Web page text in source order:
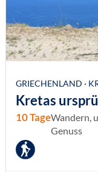
GRIECHENLAND ·
Kretas
10 TageWandern,
Genuss